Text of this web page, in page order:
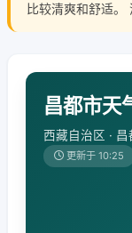
比较清爽和舒适。
昌都市天
西藏自治区 · 昌
更新于 10:25